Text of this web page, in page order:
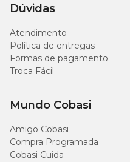
que deve ser consultado para
adequadas à situação do seu
Pode dar Giardypet para
Dúvidas
Atendimento
Política de entregas
Formas de pagamento
Troca Fácil
Mundo Cobasi
Amigo Cobasi
Compra Programada
Cobasi Cuida